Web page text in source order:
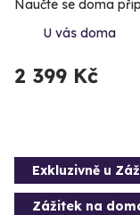
Naučte se doma
U vás doma
2 399 Kč
Exkluzivně u
Zážitek na